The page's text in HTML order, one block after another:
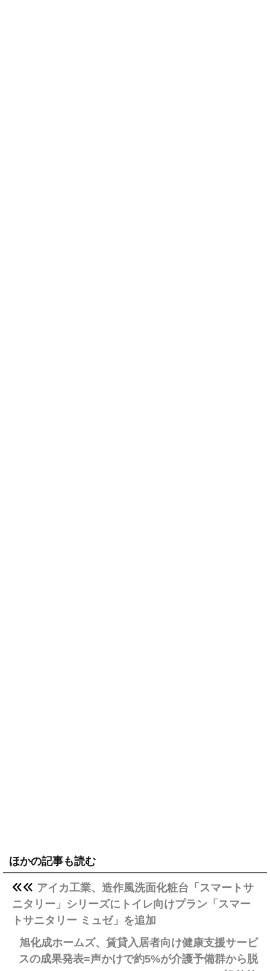
ほかの記事も読む
アイカ工業、造作風洗面化粧台「スマートサ
ニタリー」シリーズにトイレ向けプラン「スマー
トサニタリー ミュゼ」を追加
旭化成ホームズ、賃貸入居者向け健康支援サービ
スの成果発表=声かけで約5%が介護予備群から脱